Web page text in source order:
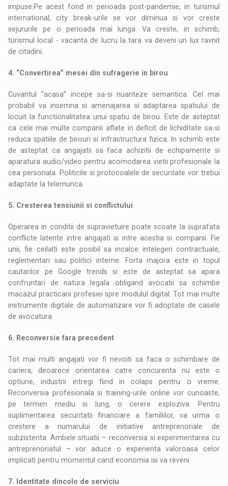
impuse.Pe acest fond in perioada post-pandemie, in turismul
international, city break-urile se vor diminua si vor creste
sejururile pe o perioada mai lunga. Va creste, in schimb,
turismul local - vacanta de lucru la tara va deveni un lux ravnit
de citadini.
4. “Convertirea” mesei din sufragerie in birou
Cuvantul ”acasa” incepe sa-si nuanteze semantica. Cel mai
probabil va insemna si amenajarea si adaptarea spatiului de
locuit la functionalitatea unui spatiu de birou. Este de asteptat
ca cele mai multe companii aflate in deficit de lichiditate sa-si
reduca spatiile de birouri si infrastructura fizica. In schimb este
de asteptat ca angajatii sa faca achizitii de echipamente si
aparatura audio/video pentru acomodarea vietii profesionale la
cea personala. Politicile si protocoalele de securitate vor trebui
adaptate la telemunca.
5. Cresterea tensiunii si conflictului
Operarea in conditii de supravietuire poate scoate la suprafata
conflicte latente intre angajati si intre acestia si companii. Fie
unii, fie ceilalti este posibil sa incalce intelegeri contractuale,
reglementari sau politici interne. Forta majora este in topul
cautarilor pe Google trends si este de asteptat sa apara
confruntari de natura legala obligand avocatii sa schimbe
macazul practicarii profesiei spre modulul digital. Tot mai multe
instrumente digitale de automatizare vor fi adoptate de casele
de avocatura.
6. Reconversie fara precedent
Tot mai multi angajati vor fi nevoiti sa faca o schimbare de
cariera, deoarece orientarea catre concurenta nu este o
optiune, industrii intregi fiind in colaps pentru o vreme.
Reconversia profesionala si training-urile online vor cunoaste,
pe termen mediu si lung, o cerere exploziva. Pentru
suplimentarea securitatii financiare a familiilor, va urma o
crestere a numarului de initiative antreprenoriale de
subzistenta. Ambele situatii – reconversia si experimentarea cu
antreprenoriatul – vor aduce o experienta valoroasa celor
implicati pentru momentul cand economia isi va reveni.
7. Identitate dincolo de serviciu